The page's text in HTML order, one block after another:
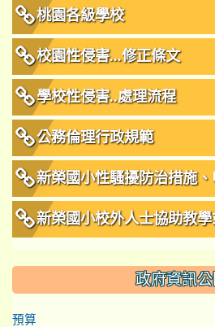
桃園各級學校
校園性侵害...修正條文
學校性侵害..處理流程
公務倫理行政規範
新榮國小性騷擾防治措施
新榮國小校外人士協助教
政府資訊公
預算